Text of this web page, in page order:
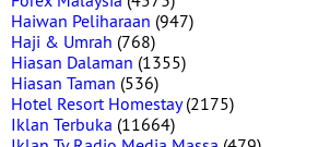
Haiwan Peliharaan (947)
Haji & Umrah (768)
Hiasan Dalaman (1355)
Hiasan Taman (536)
Hotel Resort Homestay(2175)
Iklan Terbuka (11664)